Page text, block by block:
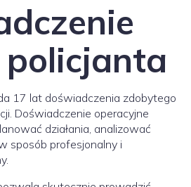
policjanta
17 lat doświadczenia zdobytego
Doświadczenie operacyjne
działania, analizować
sposób profesjonalny i